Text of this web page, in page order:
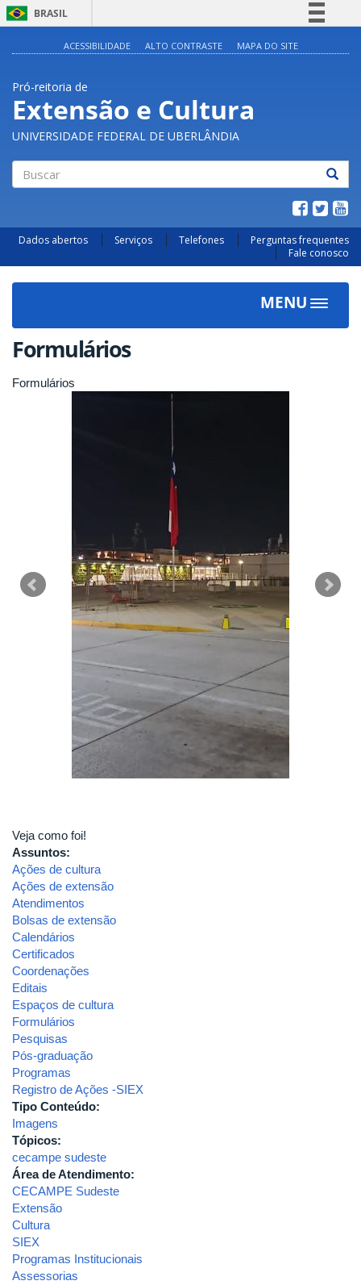
BRASIL
Acesso à informação
Legislação
Canais
ACESSIBILIDADE ALTO CONTRASTE MAPA DO SITE
Pró-reitoria de
Extensão e Cultura
UNIVERSIDADE FEDERAL DE UBERLÂNDIA
Dados abertos Serviços Telefones
Perguntas frequentes
Fale conosco
MENU
Toggle
Formulários
Formulários
Veja como foi!
Assuntos:
Ações de cultura
Ações de extensão
Atendimentos
Bolsas de extensão
Calendários
Certificados
Coordenações
Editais
Espaços de cultura
Formulários
Pesquisas
Pós-graduação
Programas
Registro de Ações -SIEX
Tipo Conteúdo:
Imagens
Tópicos:
cecampe sudeste
Área de Atendimento:
CECAMPE Sudeste
Extensão
Cultura
SIEX
Programas Institucionais
Assessorias